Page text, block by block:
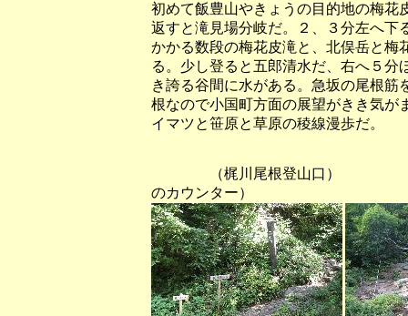
初めて飯豊山やきょうの目的地の梅花
返すと滝見場分岐だ。２、３分左へ下
かかる数段の梅花皮滝と、北俣岳と梅
る。少し登ると五郎清水だ、右へ５
き誇る谷間に水がある。急坂の尾根
根なので小国町方面の展望がきき気が
イマツと笹原と草原の稜線漫歩だ。
（梶川尾根登山口）
のカウンター）